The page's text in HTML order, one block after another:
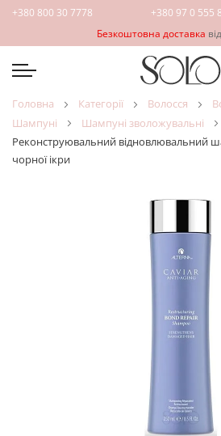
+380 800 30 7778 +380 97 0 555
Безкоштовна доставка
головна категорії волосся
шампуні
шампуні зволожувальні
Реконструювальний відновлювальний
чорної ікри